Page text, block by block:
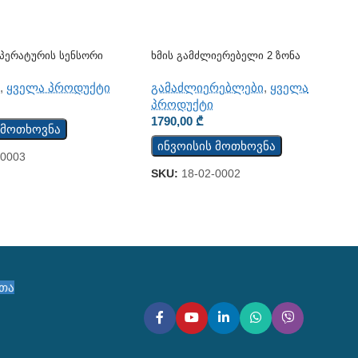
Სენსორი
, ყველა პროდუქტი
Ხმის Გამძლიერებელი 2 Ზონა
გამაძლიერებლები, ყველა
პროდუქტი
1790,00₾
ინვოისის მოთხოვნა
SKU: 18-02-0002